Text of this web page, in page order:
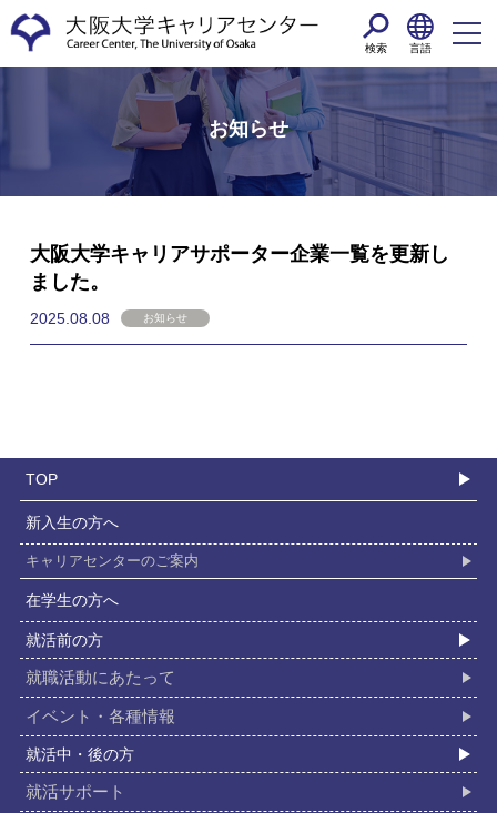
検索 言語
お知らせ
大阪大学キャリアサポーター企業一覧を更新し
ました。
2025.08.08 お知らせ
TOP
新入生の⽅へ
キャリアセンターのご案内
在学⽣の⽅へ
就活前の⽅
就職活動にあたって
イベント・各種情報
就活中・後の⽅
就活サポート